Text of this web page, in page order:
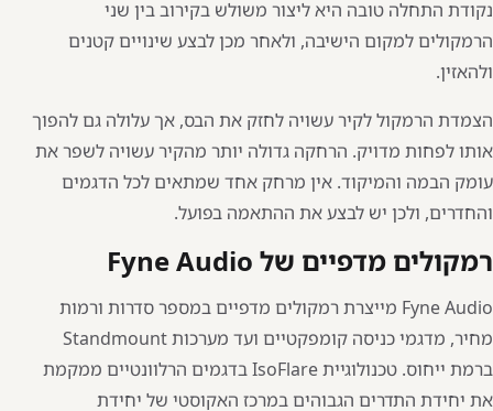
נקודת התחלה טובה היא ליצור משולש בקירוב בין שני
הרמקולים למקום הישיבה, ולאחר מכן לבצע שינויים קטנים
ולהאזין.
הצמדת הרמקול לקיר עשויה לחזק את הבס, אך עלולה גם להפוך
אותו לפחות מדויק. הרחקה גדולה יותר מהקיר עשויה לשפר את
עומק הבמה והמיקוד. אין מרחק אחד שמתאים לכל הדגמים
והחדרים, ולכן יש לבצע את ההתאמה בפועל.
רמקולים מדפיים של Fyne Audio
Fyne Audio מייצרת רמקולים מדפיים במספר סדרות ורמות
מחיר, מדגמי כניסה קומפקטיים ועד מערכות Standmount
ברמת ייחוס. טכנולוגיית IsoFlare בדגמים הרלוונטיים ממקמת
את יחידת התדרים הגבוהים במרכז האקוסטי של יחידת